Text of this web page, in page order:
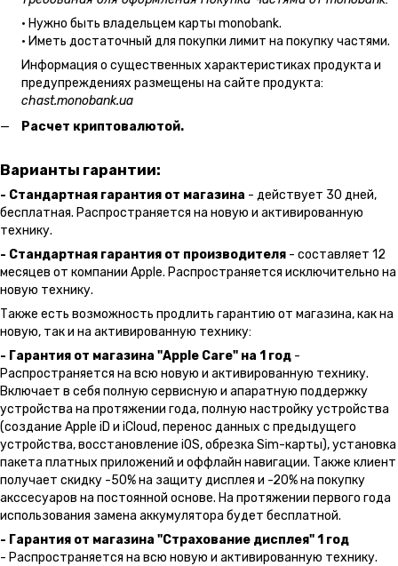
• Нужно быть владельцем карты monobank.
• Иметь достаточный для покупки лимит на покупку частями.
Информация о существенных характеристиках продукта и
предупреждениях размещены на сайте продукта:
chast.monobank.ua
Расчет криптовалютой.
Варианты гарантии:
- Стандартная гарантия от магазина - действует 30 дней,
бесплатная. Распространяется на новую и активированную
технику.
- Стандартная гарантия от производителя - составляет 12
месяцев от компании Apple. Распространяется исключительно на
новую технику.
Также есть возможность продлить гарантию от магазина, как на
новую, так и на активированную технику:
- Гарантия от магазина "Apple Care" на 1 год -
Распространяется на всю новую и активированную технику.
Включает в себя полную сервисную и апаратную поддержку
устройства на протяжении года, полную настройку устройства
(создание Apple iD и iCloud, перенос данных с предыдущего
устройства, восстановление iOS, обрезка Sim-карты), установка
пакета платных приложений и оффлайн навигации. Также клиент
получает скидку -50% на защиту дисплея и -20% на покупку
акссесуаров на постоянной основе. На протяжении первого года
использования замена аккумулятора будет бесплатной.
- Гарантия от магазина "Страхование дисплея" 1 год
- Распространяется на всю новую и активированную технику.